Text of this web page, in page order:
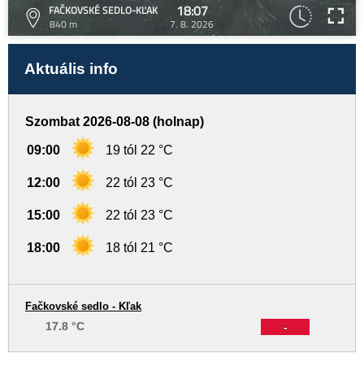
FAČKOVSKÉ SEDLO-KĽAK
840 m
18:07
7. 8. 2026
Aktuális info
Szombat 2026-08-08 (holnap)
09:00 19 tól 22 °C
12:00 22 tól 23 °C
15:00 22 tól 23 °C
18:00 18 tól 21 °C
-
Fačkovské sedlo - Kľak
17.8 °C